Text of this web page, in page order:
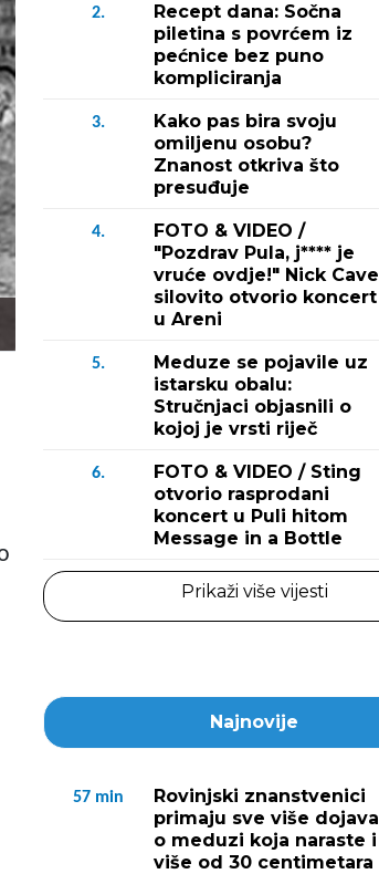
2.
Recept dana: Sočna
piletina s povrćem iz
pećnice bez puno
kompliciranja
3.
Kako pas bira svoju
omiljenu osobu?
Znanost otkriva što
presuđuje
4.
FOTO & VIDEO /
"Pozdrav Pula, j**** je
vruće ovdje!" Nick Cave
silovito otvorio koncert
u Areni
5.
Meduze se pojavile uz
istarsku obalu:
Stručnjaci objasnili o
kojoj je vrsti riječ
6.
FOTO & VIDEO / Sting
otvorio rasprodani
koncert u Puli hitom
Message in a Bottle
Prikaži više vijesti
Najnovije
57 min
Rovinjski znanstvenici
primaju sve više dojava
o meduzi koja naraste i
više od 30 centimetara